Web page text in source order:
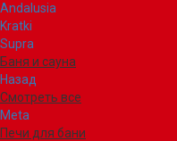
Andalusia
Kratki
Supra
Баня и сауна
Назад
Смотреть все
Meta
Печи для бани